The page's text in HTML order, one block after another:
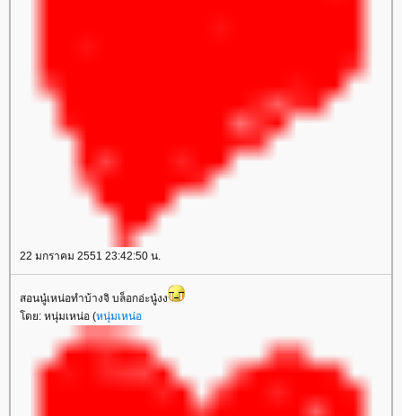
22 มกราคม 2551 23:42:50 น.
สอนนู๋เหน่อทำบ้างจิ บล็อกอ่ะนู๋งง
ดย: หนุ่มเหน่อ (หนุ่มเหน่อ